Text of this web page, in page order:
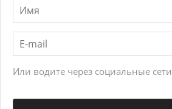
Или водите через социальные сети